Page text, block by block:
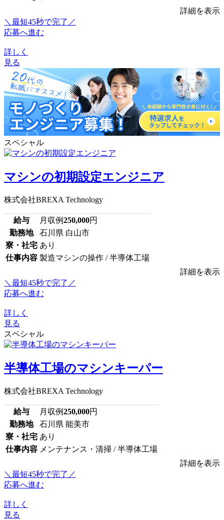
詳細を表示
＼最短45秒で完了／
応募へ進む
詳しく
見る
スペシャル
マシンの初期設定エンジニア
株式会社BREXA Technology
給与 月収例250,000円
勤務地
石川県 白山市
寮・社宅 あり
仕事内容 製造マシンの操作 / 半導体工場
詳細を表示
＼最短45秒で完了／
応募へ進む
詳しく
見る
スペシャル
半導体工場のマシンキーパー
株式会社BREXA Technology
給与 月収例250,000円
勤務地
石川県 能美市
寮・社宅 あり
仕事内容 メンテナンス・清掃 / 半導体工場
詳細を表示
＼最短45秒で完了／
応募へ進む
詳しく
見る